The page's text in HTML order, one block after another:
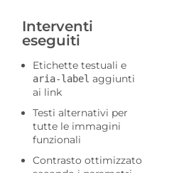
Interventi
eseguiti
Etichette testuali e
aria-label aggiunti
ai link
Testi alternativi per
tutte le immagini
funzionali
Contrasto ottimizzato